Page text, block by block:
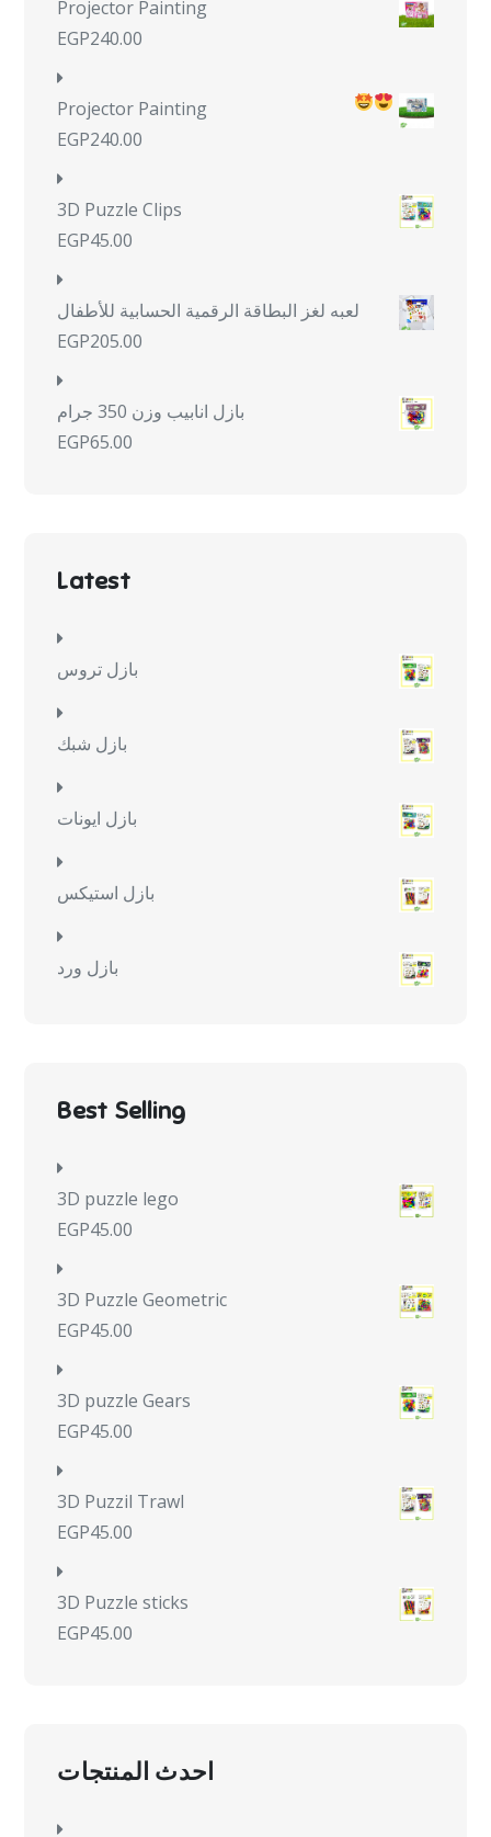
Projector Painting
EGP240.00
Projector Painting
EGP240.00
3D Puzzle Clips
EGP45.00
لعبه لغز البطاقة الرقمية الحسابية للأطفال
EGP205.00
بازل انابيب وزن 350 جرام
EGP65.00
Latest
بازل تروس
بازل شبك
بازل ايونات
بازل استيكس
بازل ورد
Best Selling
3D puzzle lego
EGP45.00
3D Puzzle Geometric
EGP45.00
3D puzzle Gears
EGP45.00
3D Puzzil Trawl
EGP45.00
3D Puzzle sticks
EGP45.00
احدث المنتجات